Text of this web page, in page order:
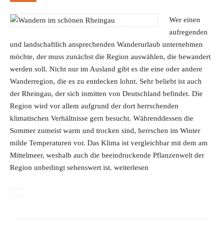
Wer einen
aufregenden
und landschaftlich ansprechenden Wanderurlaub unternehmen
möchte, der muss zunächst die Region auswählen, die bewandert
werden soll. Nicht nur im Ausland gibt es die eine oder andere
Wanderregion, die es zu entdecken lohnt. Sehr beliebt ist auch
der Rheingau, der sich inmitten von Deutschland befindet. Die
Region wird vor allem aufgrund der dort herrschenden
klimatischen Verhältnisse gern besucht. Währenddessen die
Sommer zumeist warm und trocken sind, herrschen im Winter
milde Temperaturen vor. Das Klima ist vergleichbar mit dem am
Mittelmeer, weshalb auch die beeindruckende Pflanzenwelt der
Region unbedingt sehenswert ist. weiterlesen